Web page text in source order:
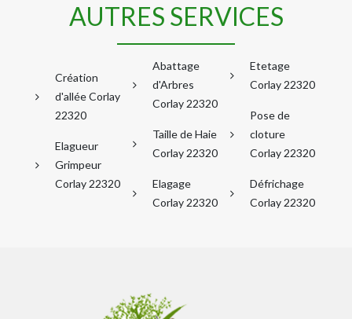
AUTRES SERVICES
Création
d'allée Corlay
22320
Elagueur
Grimpeur
Corlay 22320
Abattage
d'Arbres
Corlay 22320
Taille de Haie
Corlay 22320
Elagage
Corlay 22320
Etetage
Corlay 22320
Pose de
cloture
Corlay 22320
Défrichage
Corlay 22320